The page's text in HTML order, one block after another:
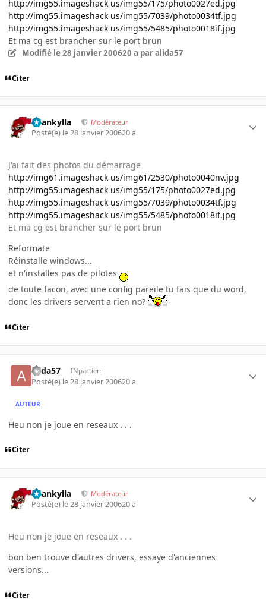
http://img55.imageshack us/img55/175/photo0027ed.jpg
http://img55.imageshack us/img55/7039/photo0034tf.jpg
http://img55.imageshack us/img55/5485/photo0018if.jpg
Et ma cg est brancher sur le port brun
Modifié le 28 janvier 200620 a par alida57
Citer
beankylla Modérateur
Posté(e) le 28 janvier 200620 a
J'ai fait des photos du démarrage
http://img61.imageshack us/img61/2530/photo0040nv.jpg
http://img55.imageshack us/img55/175/photo0027ed.jpg
http://img55.imageshack us/img55/7039/photo0034tf.jpg
http://img55.imageshack us/img55/5485/photo0018if.jpg
Et ma cg est brancher sur le port brun
Reformate
Réinstalle windows...
et n'installes pas de pilotes
de toute facon, avec une config pareile tu fais que du word,
donc les drivers servent a rien no?
Citer
alida57 INpactien
Posté(e) le 28 janvier 200620 a
AUTEUR
Heu non je joue en reseaux . . .
Citer
beankylla Modérateur
Posté(e) le 28 janvier 200620 a
Heu non je joue en reseaux . . .
bon ben trouve d'autres drivers, essaye d'anciennes
versions...
Citer